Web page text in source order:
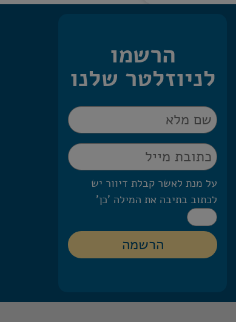
הרשמו
לניוזלטר שלנו
על מנת לאשר קבלת דיוור יש
לכתוב בתיבה את המילה 'כן'